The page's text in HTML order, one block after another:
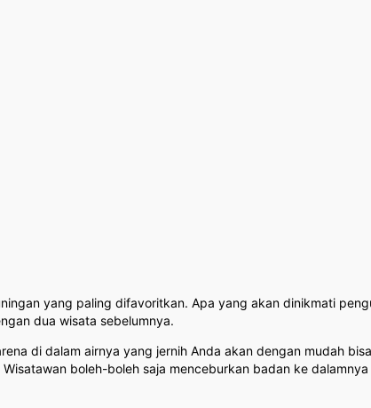
yang paling difavoritkan. Apa yang akan dinikmati
dua wisata sebelumnya.
di dalam airnya yang jernih Anda akan dengan mudah
boleh-boleh saja menceburkan badan ke